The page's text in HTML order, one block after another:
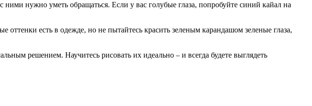
нужно уметь обращаться. Если у вас голубые глаза, попробуйте синий кайал на
есть в одежде, но не пытайтесь красить зеленым карандашом зеленые глаза,
решением. Научитесь рисовать их идеально – и всегда будете выглядеть